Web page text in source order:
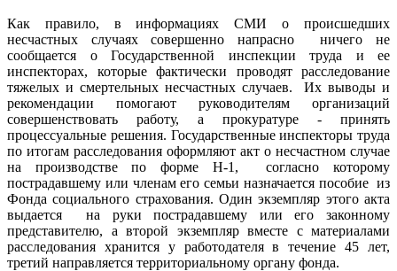
Как правило, в информациях СМИ о происшедших
несчастных случаях совершенно напрасно ничего не
сообщается о Государственной инспекции труда и ее
инспекторах, которые фактически проводят расследование
тяжелых и смертельных несчастных случаев. Их выводы и
рекомендации помогают руководителям организаций
совершенствовать работу, а прокуратуре - принять
процессуальные решения. Государственные инспекторы труда
по итогам расследования оформляют акт о несчастном случае
на производстве по форме Н-1, согласно которому
пострадавшему или членам его семьи назначается пособие из
Фонда социального страхования. Один экземпляр этого акта
выдается на руки пострадавшему или его законному
представителю, а второй экземпляр вместе с материалами
расследования хранится у работодателя в течение 45 лет,
третий направляется территориальному органу фонда.